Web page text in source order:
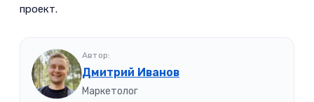
проект.­
Автор:
Дмитрий Иванов
Маркетолог